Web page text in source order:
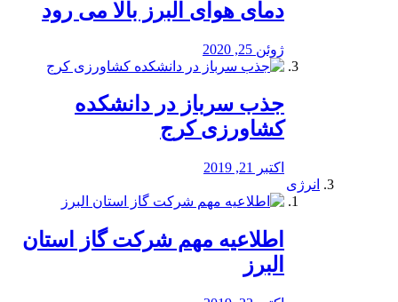
دمای هوای البرز بالا می رود
ژوئن 25, 2020
جذب سرباز در دانشکده
کشاورزی کرج
اکتبر 21, 2019
انرژی
️اطلاعیه مهم شرکت گاز استان
البرز